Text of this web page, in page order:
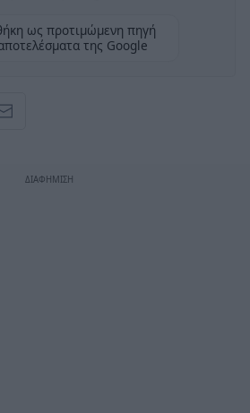
ως προτιμώμενη πηγή
της Google